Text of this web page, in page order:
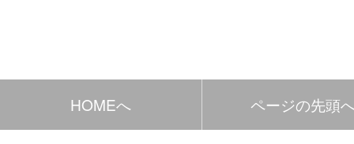
HOMEへ ページの先頭